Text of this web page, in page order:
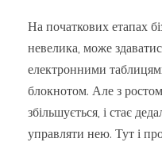
На початкових етапах
невелика, може
електронними
блокнотом. Але з ростом
збільшується, і стає
управляти нею. Тут і